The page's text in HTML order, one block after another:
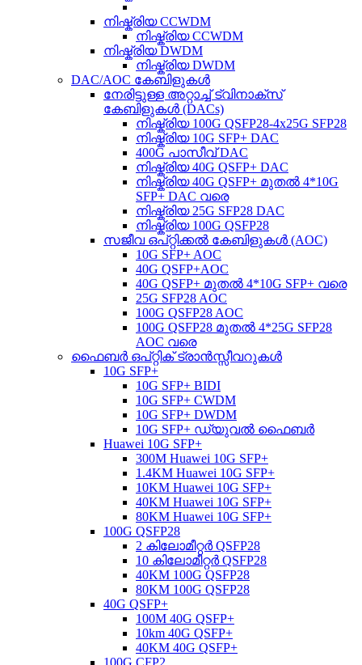
നിഷ്ക്രിയ CCWDM
നിഷ്ക്രിയ CCWDM
നിഷ്ക്രിയ DWDM
നിഷ്ക്രിയ DWDM
DAC/AOC കേബിളുകൾ
നേരിട്ടുള്ള അറ്റാച്ച് ട്വിനാക്സ്
കേബിളുകൾ (DACs)
നിഷ്ക്രിയ 100G QSFP28-4x25G SFP28
നിഷ്ക്രിയ 10G SFP+ DAC
400G പാസീവ് DAC
നിഷ്ക്രിയ 40G QSFP+ DAC
നിഷ്ക്രിയ 40G QSFP+ മുതൽ 4*10G
SFP+ DAC വരെ
നിഷ്ക്രിയ 25G SFP28 DAC
നിഷ്ക്രിയ 100G QSFP28
സജീവ ഒപ്റ്റിക്കൽ കേബിളുകൾ (AOC)
10G SFP+ AOC
40G QSFP+AOC
40G QSFP+ മുതൽ 4*10G SFP+ വരെ
25G SFP28 AOC
100G QSFP28 AOC
100G QSFP28 മുതൽ 4*25G SFP28
AOC വരെ
ഫൈബർ ഒപ്റ്റിക് ട്രാൻസ്സീവറുകൾ
10G SFP+
10G SFP+ BIDI
10G SFP+ CWDM
10G SFP+ DWDM
10G SFP+ ഡ്യുവൽ ഫൈബർ
Huawei 10G SFP+
300M Huawei 10G SFP+
1.4KM Huawei 10G SFP+
10KM Huawei 10G SFP+
40KM Huawei 10G SFP+
80KM Huawei 10G SFP+
100G QSFP28
2 കിലോമീറ്റർ QSFP28
10 കിലോമീറ്റർ QSFP28
40KM 100G QSFP28
80KM 100G QSFP28
40G QSFP+
100M 40G QSFP+
10km 40G QSFP+
40KM 40G QSFP+
100G CFP2